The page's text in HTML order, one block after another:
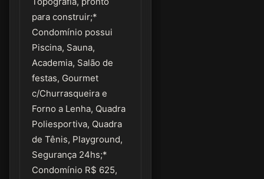
para construir;*
Condomínio possui
Piscina, Sauna,
Academia, Salão de
festas, Gourmet
c/Churrasqueira e
Forno a Lenha, Quadra
Poliesportiva, Quadra
de Tênis, Playground,
Segurança 24hs;*
Condomínio R$ 625,